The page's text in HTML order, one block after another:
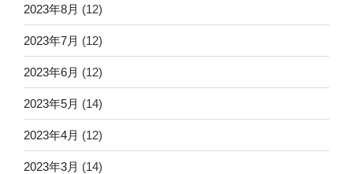
2023年8月 (12)
2023年7月 (12)
2023年6月 (12)
2023年5月 (14)
2023年4月 (12)
2023年3月 (14)